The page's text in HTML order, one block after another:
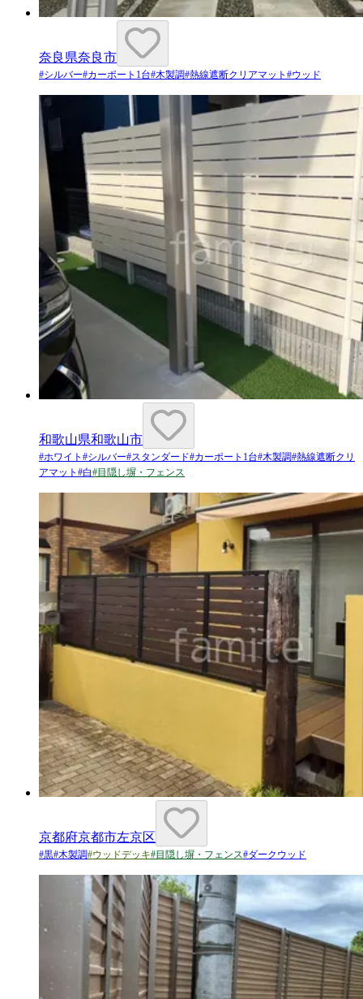
奈良県奈良市
#シルバー#カーポート1台#木製調#熱線遮断クリアマット #ウッド
和歌山県和歌山市
#ホワイト #シルバー#スタンダード#カーポート1台#木製調#熱線遮断クリ
アマット #白#目隠し塀・フェンス
京都府京都市左京区
#黒#木製調#ウッドデッキ#目隠し塀・フェンス#ダークウッド